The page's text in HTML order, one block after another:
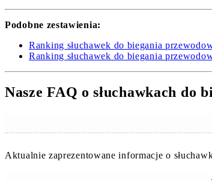
Podobne zestawienia:
Ranking słuchawek do biegania
Ranking słuchawek do biegania
Nasze FAQ o słuchawkach do
Aktualnie zaprezentowane informacje o